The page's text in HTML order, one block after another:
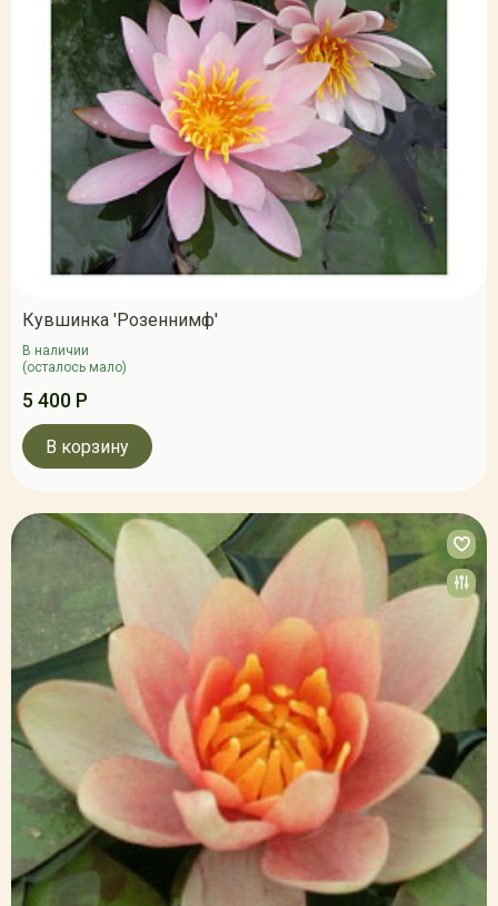
Кувшинка 'Розеннимф'
В наличии
(осталось мало)
5 400 Р
В корзину